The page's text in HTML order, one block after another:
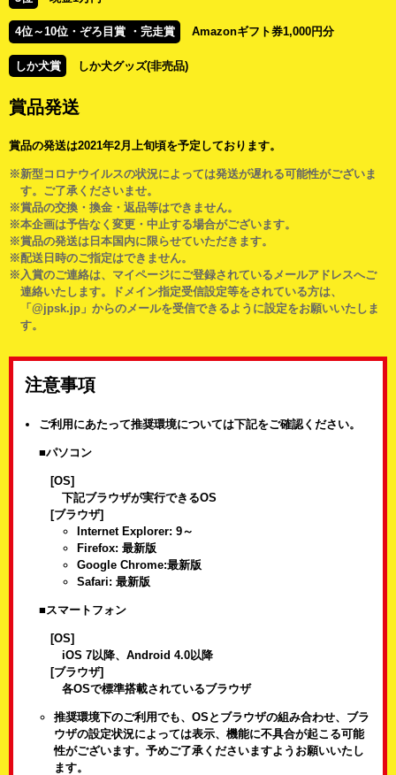
4位～10位・ぞろ目賞 ・完走賞 Amazonギフト券1,000円分
しか犬賞 しか犬グッズ(非売品)
賞品発送
賞品の発送は2021年2月上旬頃を予定しております。
新型コロナウイルスの状況によっては発送が遅れる可能性がございま
す。ご了承くださいませ。
賞品の交換・換金・返品等はできません。
本企画は予告なく変更・中止する場合がございます。
賞品の発送は日本国内に限らせていただきます。
配送日時のご指定はできません。
入賞のご連絡は、マイページにご登録されているメールアドレスへご
連絡いたします。ドメイン指定受信設定等をされている方は、
「@jpsk.jp」からのメールを受信できるように設定をお願いいたしま
す。
注意事項
ご利用にあたって推奨環境については下記をご確認ください。
■パソコン
[OS]
下記ブラウザが実行できるOS
[ブラウザ]
Internet Explorer: 9～
Firefox: 最新版
Google Chrome:最新版
Safari: 最新版
■スマートフォン
[OS]
iOS 7以降、Android 4.0以降
[ブラウザ]
各OSで標準搭載されているブラウザ
推奨環境下のご利用でも、OSとブラウザの組み合わせ、ブラ
ウザの設定状況によっては表示、機能に不具合が起こる可能
性がございます。予めご了承くださいますようお願いいたし
ます。